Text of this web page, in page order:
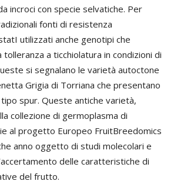
incroci con specie selvatiche. Per
fonti di resistenza
utilizzati anche genotipi che
a ticchiolatura in condizioni di
si segnalano le varietà autoctone
Grigia di Torriana che presentano
spur. Queste antiche varietà,
collezione di germoplasma di
al progetto Europeo FruitBreedomics
anno oggetto di studi molecolari e
delle caratteristiche di
del frutto.